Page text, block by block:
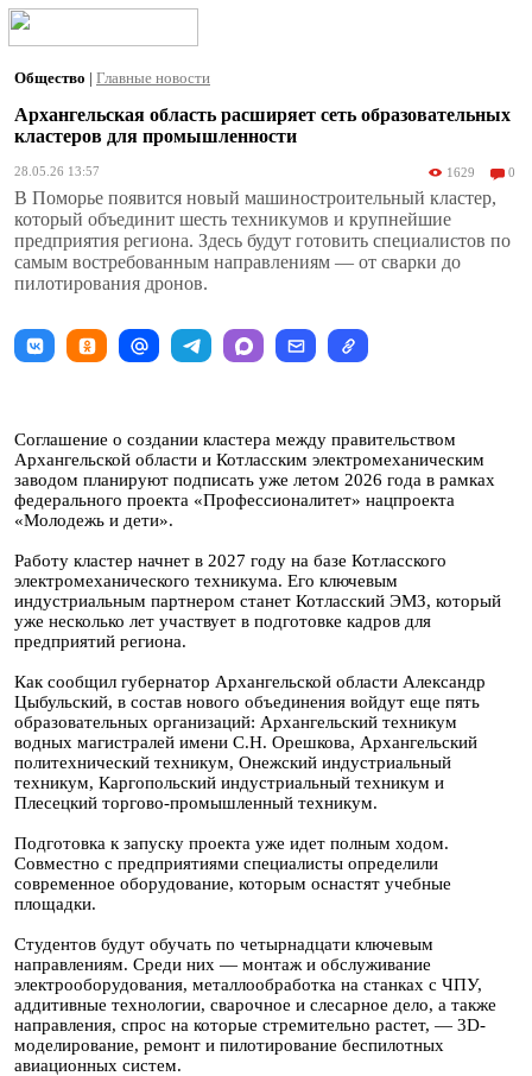
Общество | Главные новости
Архангельская область расширяет сеть образовательных
кластеров для промышленности
28.05.26 13:57 1629 0
В Поморье появится новый машиностроительный кластер,
который объединит шесть техникумов и крупнейшие
предприятия региона. Здесь будут готовить специалистов по
самым востребованным направлениям — от сварки до
пилотирования дронов.
Соглашение о создании кластера между правительством
Архангельской области и Котласским электромеханическим
заводом планируют подписать уже летом 2026 года в рамках
федерального проекта «Профессионалитет» нацпроекта
«Молодежь и дети».
Работу кластер начнет в 2027 году на базе Котласского
электромеханического техникума. Его ключевым
индустриальным партнером станет Котласский ЭМЗ, который
уже несколько лет участвует в подготовке кадров для
предприятий региона.
Как сообщил губернатор Архангельской области Александр
Цыбульский, в состав нового объединения войдут еще пять
образовательных организаций: Архангельский техникум
водных магистралей имени С.Н. Орешкова, Архангельский
политехнический техникум, Онежский индустриальный
техникум, Каргопольский индустриальный техникум и
Плесецкий торгово-промышленный техникум.
Подготовка к запуску проекта уже идет полным ходом.
Совместно с предприятиями специалисты определили
современное оборудование, которым оснастят учебные
площадки.
Студентов будут обучать по четырнадцати ключевым
направлениям. Среди них — монтаж и обслуживание
электрооборудования, металлообработка на станках с ЧПУ,
аддитивные технологии, сварочное и слесарное дело, а также
направления, спрос на которые стремительно растет, — 3D-
моделирование, ремонт и пилотирование беспилотных
авиационных систем.